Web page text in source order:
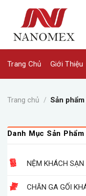
content
Trang Chủ Giới Thiệu
Trang chủ / Sản
Danh Mục Sản Phẩm
NỆM KHÁCH SẠN
CHĂN GA GỐI